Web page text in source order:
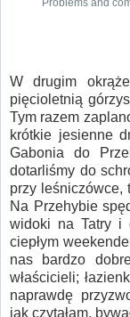
W drugim
pięcioletnią
Tym razem
krótkie jesienne
Gabonia do
dotarliśmy do
przy leśniczówce,
Na Przehybie
widoki na Tatry i
ciepłym
nas bardzo
właścicieli;
naprawdę
jak czytałam,